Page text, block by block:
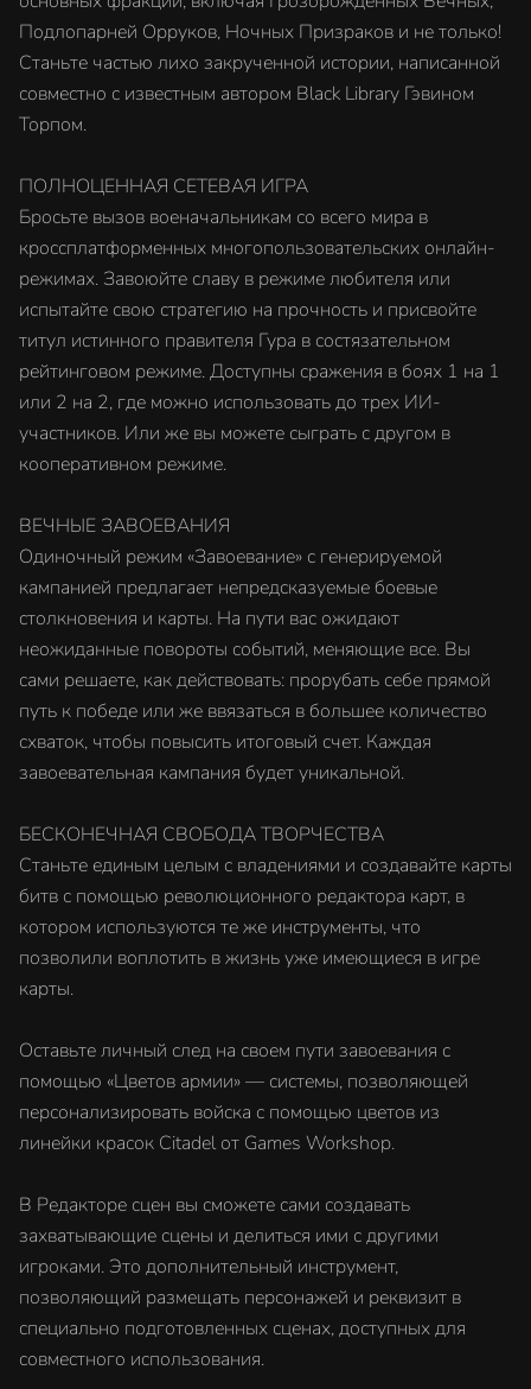
Подлопарней Орруков, Ночных Призраков и не только!
Станьте частью лихо закрученной истории, написанной
совместно с известным автором Black Library Гэвином
Торпом.
ПОЛНОЦЕННАЯ СЕТЕВАЯ ИГРА
Бросьте вызов военачальникам со всего мира в
кроссплатформенных многопользовательских онлайн-
режимах. Завоюйте славу в режиме любителя или
испытайте свою стратегию на прочность и присвойте
титул истинного правителя Гура в состязательном
рейтинговом режиме. Доступны сражения в боях 1 на 1
или 2 на 2, где можно использовать до трех ИИ-
участников. Или же вы можете сыграть с другом в
кооперативном режиме.
ВЕЧНЫЕ ЗАВОЕВАНИЯ
Одиночный режим «Завоевание» с генерируемой
кампанией предлагает непредсказуемые боевые
столкновения и карты. На пути вас ожидают
неожиданные повороты событий, меняющие все. Вы
сами решаете, как действовать: прорубать себе прямой
путь к победе или же ввязаться в большее количество
схваток, чтобы повысить итоговый счет. Каждая
завоевательная кампания будет уникальной.
БЕСКОНЕЧНАЯ СВОБОДА ТВОРЧЕСТВА
Станьте единым целым с владениями и создавайте карты
битв с помощью революционного редактора карт, в
котором используются те же инструменты, что
позволили воплотить в жизнь уже имеющиеся в игре
карты.
Оставьте личный след на своем пути завоевания с
помощью «Цветов армии» — системы, позволяющей
персонализировать войска с помощью цветов из
линейки красок Citadel от Games Workshop.
В Редакторе сцен вы сможете сами создавать
захватывающие сцены и делиться ими с другими
игроками. Это дополнительный инструмент,
позволяющий размещать персонажей и реквизит в
специально подготовленных сценах, доступных для
совместного использования.